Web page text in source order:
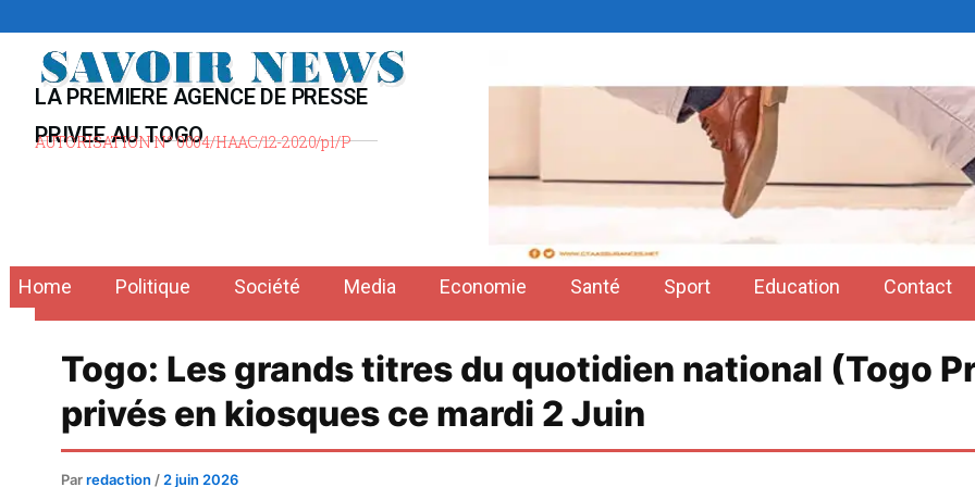
contenu
LA PREMIERE AGENCE DE PRESSE
PRIVEE AU TOGO
AUTORISATION N° 0004/HAAC/12-2020/pl/P
Home Politique Société Media Economie Santé Sport Education Contact
Togo: Les grands titres du quotidien national (Togo
privés en kiosques ce mardi 2 Juin
Parredaction / 2 juin 2026